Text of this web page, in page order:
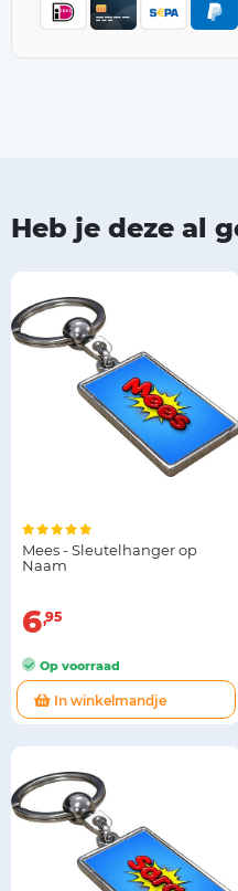
Heb je deze al
Mees - Sleutelhanger op
Naam
6 95
Op voorraad
In winkelmandje